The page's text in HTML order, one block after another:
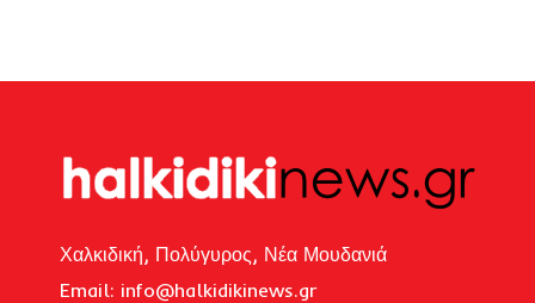
Χαλκιδική, Πολύγυρος, Νέα Μουδανιά
Email: info@halkidikinews.gr